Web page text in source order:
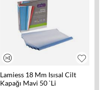
Lamiess 18 Mm Isısal Cilt
Kapağı Mavi 50 `Li